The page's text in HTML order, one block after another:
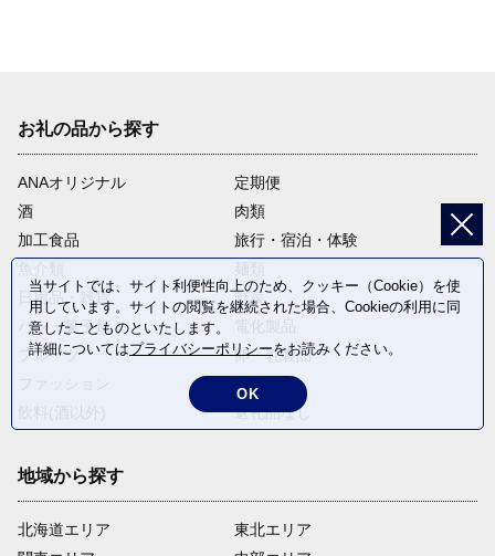
お礼の品から探す
ANAオリジナル
定期便
酒
肉類
加工食品
旅行・宿泊・体験
日用品・雑貨
野菜
パン・菓子類
フルーツ
卵・乳製品
返礼品なし
地域から探す
北海道エリア
東北エリア
当サイトでは、サイト利便性向上のため、クッキー（Cookie）を使
用しています。サイトの閲覧を継続された場合、Cookieの利用に同
意したことものといたします。
詳細についてはプライバシーポリシーをお読みください。
OK